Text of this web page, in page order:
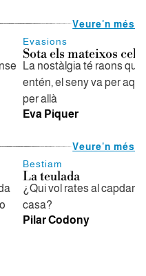
Veure'n més
Evasions
Sota els mateixos cels
La nostàlgia té raons que
entén, el seny va per aquí
per allà
Eva Piquer
Veure'n més
Bestiam
La teulada
¿Qui vol rates al
casa?
Pilar Codony